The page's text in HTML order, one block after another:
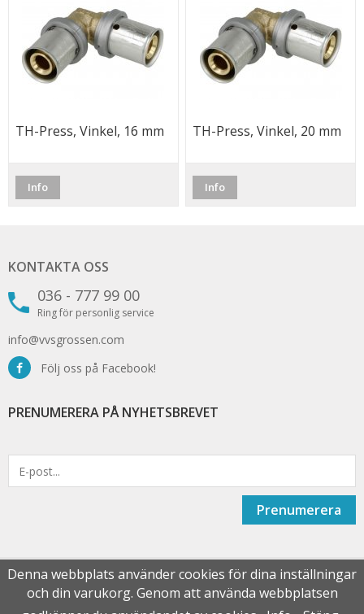
TH-Press, Vinkel, 16 mm
Info
TH-Press, Vinkel, 20 mm
Info
KONTAKTA OSS
036 - 777 99 00
Ring för personlig service
info@vvsgrossen.com
Följ oss på Facebook!
PRENUMERERA PÅ NYHETSBREVET
Prenumerera
Drift & produktion:
Denna webbplats använder cookies för dina inställningar
och din varukorg. Genom att använda webbplatsen